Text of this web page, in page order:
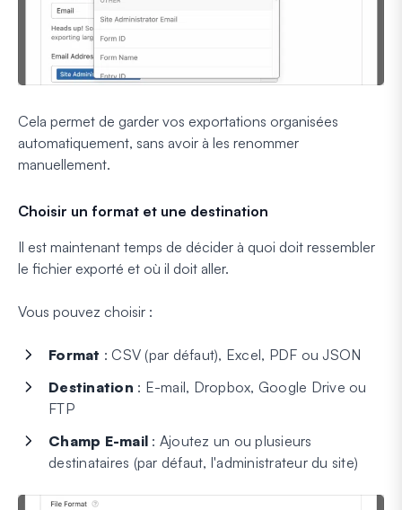
Cela permet de garder vos exportations organisées
automatiquement, sans avoir à les renommer
manuellement.
Choisir un format et une destination
Il est maintenant temps de décider à quoi doit ressembler
le fichier exporté et où il doit aller.
Vous pouvez choisir :
Format : CSV (par défaut), Excel, PDF ou JSON
Destination : E-mail, Dropbox, Google Drive ou
FTP
Champ E-mail : Ajoutez un ou plusieurs
destinataires (par défaut, l'administrateur du site)